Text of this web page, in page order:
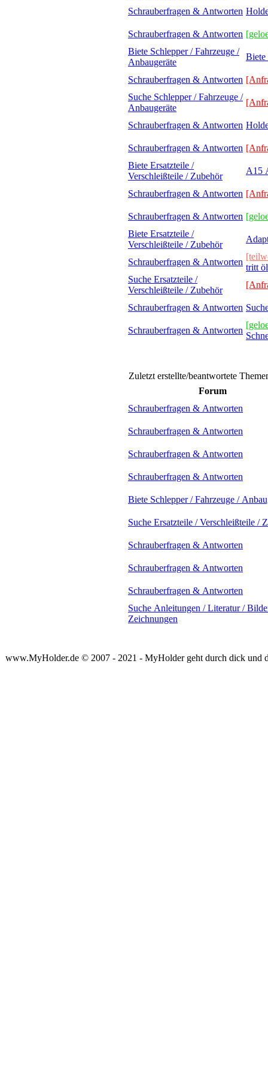
Schrauberfragen & Antworten
Schrauberfragen & Antworten
Biete Schlepper / Fahrzeuge /
Anbaugeräte
Biete
Schrauberfragen & Antworten
Suche Schlepper / Fahrzeuge /
Anbaugeräte
Schrauberfragen & Antworten
Schrauberfragen & Antworten
Biete Ersatzteile /
Verschleißteile / Zubehör
A15
Schrauberfragen & Antworten
Schrauberfragen & Antworten
Biete Ersatzteile /
Verschleißteile / Zubehör
Schrauberfragen & Antworten
tritt
Suche Ersatzteile /
Verschleißteile / Zubehör
Schrauberfragen & Antworten
Schrauberfragen & Antworten
Zuletzt erstellte/beantwortete
Forum
Schrauberfragen & Antworten
Schrauberfragen & Antworten
Schrauberfragen & Antworten
Schrauberfragen & Antworten
Biete Schlepper / Fahrzeuge /
Suche Ersatzteile / Verschleißteile /
Schrauberfragen & Antworten
Schrauberfragen & Antworten
Schrauberfragen & Antworten
Suche Anleitungen / Literatur /
Zeichnungen
www.MyHolder.de © 2007 - 2021 - MyHolder geht durch dick und